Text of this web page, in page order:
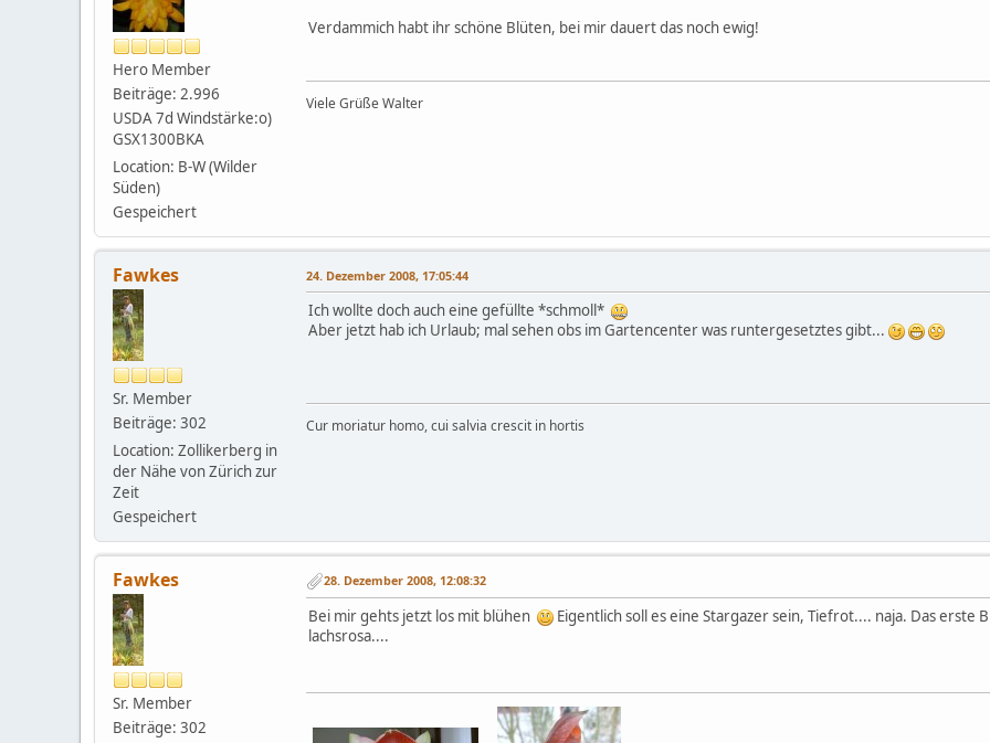
Hero Member
Beiträge: 2.996
USDA 7d Windstärke:o)
GSX1300BKA
Location: B-W (Wilder
Süden)
Gespeichert
Verdammich habt ihr schöne Blüten, bei mir dauert das noch ewig!
Viele Grüße Walter
Fawkes
Sr. Member
Beiträge: 302
Location: Zollikerberg in
der Nähe von Zürich zur
Zeit
Gespeichert
24. Dezember 2008, 17:05:44
Ich wollte doch auch eine gefüllte *schmoll*
Aber jetzt hab ich Urlaub; mal sehen obs im Gartencenter was runtergesetztes gibt...
Cur moriatur homo, cui salvia crescit in hortis
Fawkes
Sr. Member
Beiträge: 302
28. Dezember 2008, 12:08:32
Bei mir gehts jetzt los mit blühen
Eigentlich soll es eine Stargazer sein, Tiefrot.... naja. Das
lachsrosa....